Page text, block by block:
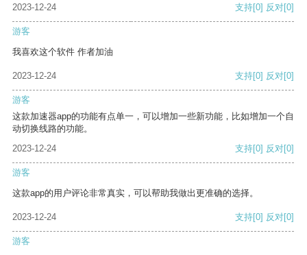
2023-12-24 支持[0] 反对[0]
游客
我喜欢这个软件 作者加油
2023-12-24 支持[0] 反对[0]
游客
这款加速器app的功能有点单一，可以增加一些新功能，比如增加一个自
动切换线路的功能。
2023-12-24
支持[0] 反对[0]
游客
这款app的用户评论非常真实，可以帮助我做出更准确的选择。
2023-12-24 支持[0] 反对[0]
游客